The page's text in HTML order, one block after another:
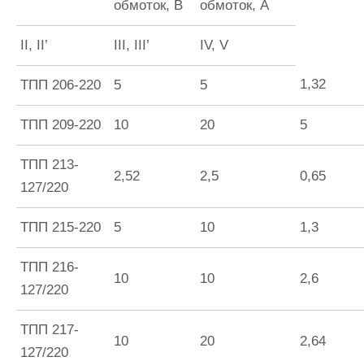
обмоток, В обмоток, А
II, II’ III, III’ IV, V
ТПП 206-220 5 5 1,32
ТПП 209-220 10 20 5
ТПП 213-
127/220
2,52 2,5 0,65
ТПП 215-220 5 10 1,3
ТПП 216-
127/220
10 10 2,6
ТПП 217-
127/220
10 20 2,64